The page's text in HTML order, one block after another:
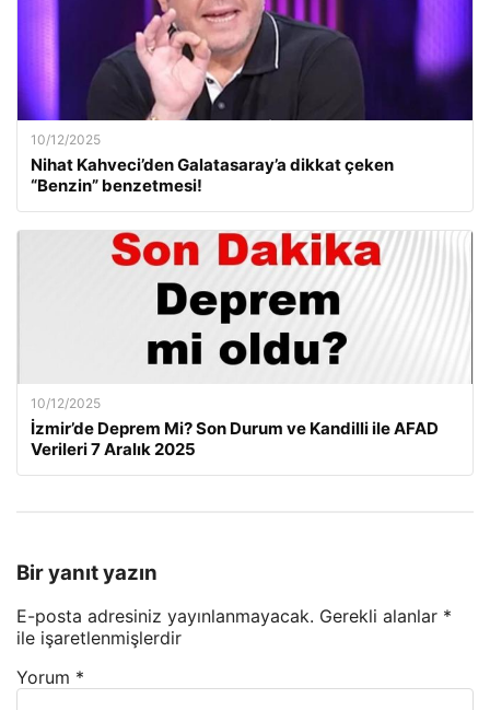
10/12/2025
Nihat Kahveci’den Galatasaray’a dikkat çeken
“Benzin” benzetmesi!
10/12/2025
İzmir’de Deprem Mi? Son Durum ve Kandilli ile AFAD
Verileri 7 Aralık 2025
Bir yanıt yazın
E-posta adresiniz yayınlanmayacak. Gerekli alanlar *
ile işaretlenmişlerdir
Yorum *